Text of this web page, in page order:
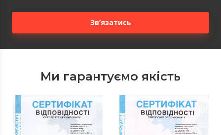
Зв’язатись
Ми гарантуємо якість